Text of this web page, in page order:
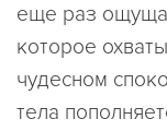
еще раз
которое
чудесном
тела